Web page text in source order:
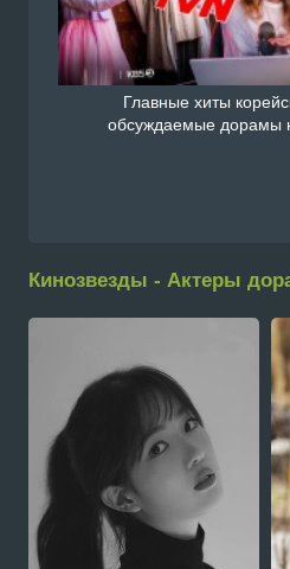
Главные хиты
обсуждаемые дорамы
Кинозвезды - Актеры